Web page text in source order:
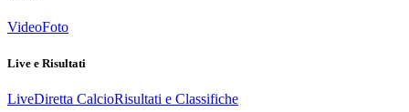
VideoFoto
Live e Risultati
LiveDiretta CalcioRisultati e Classifiche